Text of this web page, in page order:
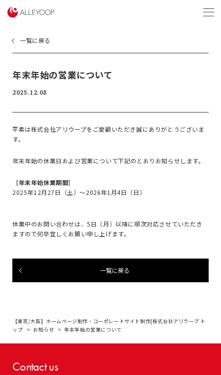
一覧に戻る
年末年始の営業について
2025.12.08
平素は株式会社アリウープをご愛顧いただき誠にありがとうございま
す。
年末年始の休業日および営業について下記のとおりお知らせします。
［年末年始休業期間］
2025年12月27日（土）〜2026年1月4日（日）
休業中のお問い合わせは、5日（月）以降に順次対応させていただき
ますので何卒宜しくお願い申し上げます。
一覧に戻る
【東京/大阪】ホームページ制作・コーポレートサイト制作|株式会社アリウープ ト
ップ
お知らせ 年末年始の営業について
Contact us